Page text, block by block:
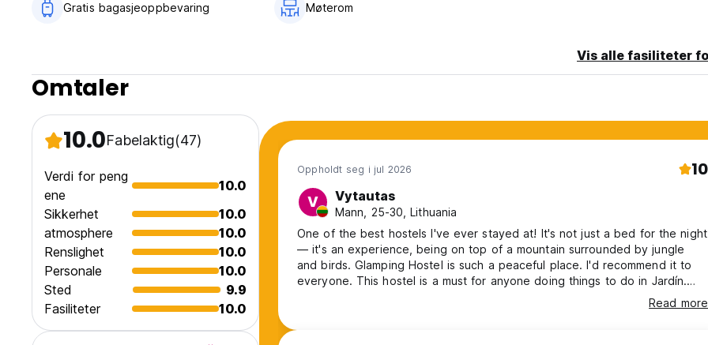
Gratis bagasjeoppbevaring Møterom
Vis alle fasiliteter
Omtaler
10.0Fabelaktig(47)
Verdi for peng
ene
10.0
Sikkerhet
10.0
atmosphere
10.0
Renslighet
10.0
Personale
10.0
Sted
9.9
Fasiliteter
10.0
Oppholdt seg i jul 2026 10
V Vytautas
Mann, 25-30, Lithuania
One of the best hostels I've ever stayed at! It's not just a bed for the night
— it's an experience, being on top of a mountain surrounded by jungle
and birds. Glamping Hostel is such a peaceful place. I'd recommend it to
everyone. This hostel is a must for anyone doing things to do in Jardín.
The staff were super helpful with activities and hikes, and breakfast was
Read more